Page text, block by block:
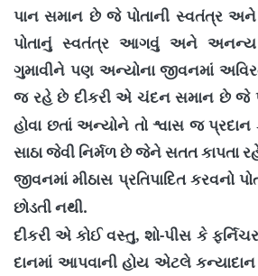
પાન સમાન છે જે પોતાની
પોતાનું સ્વતંત્ર આગવું અને અનન્ય
ગુમાવીને પણ અન્યોના જીવનમાં
જ રહે છે દીકરી એ ચંદન સમાન છે જે
હોવા છતાં અન્યોને તો શ્વાસ જ
સાઠા જેવી નિર્મળ છે જેને સતત કાપતા
જીવનમાં મીઠાસ પ્રતિપાદિત કરવનો
છોડતી નથી.
દીકરી એ કોઈ વસ્તુ,શો-પીસ કે
દાનમાં આપવાની હોય એટલે